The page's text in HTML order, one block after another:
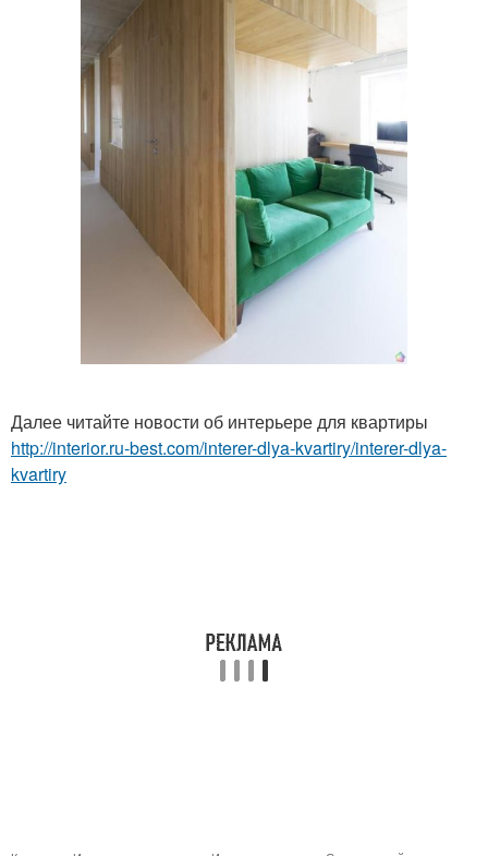
Далее читайте новости об интерьере для квартиры
http://interior.ru-best.com/interer-dlya-kvartiry/interer-dlya-
kvartiry